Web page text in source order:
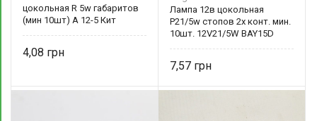
цокольная R 5w габаритов
(мин 10шт) А 12-5 Кит
4,08
Лампа 12в цокольная
P21/5w стопов 2х конт. мин.
10шт. 12V21/5W BAY15D
7,57